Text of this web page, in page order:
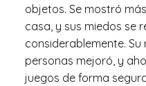
objetos. Se mostró
casa, y sus miedos se
considerablemente.
personas mejoró, y
juegos de forma